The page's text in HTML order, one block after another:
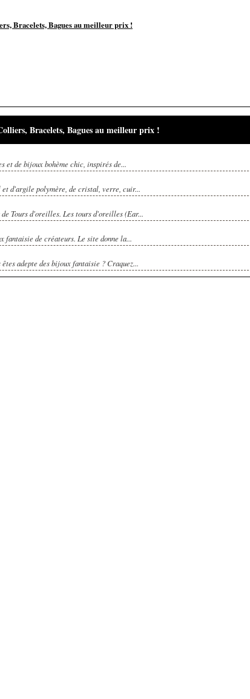
Bracelets, Bagues au meilleur prix !
Bracelets, Bagues au meilleur prix !
et de bijoux bohème chic, inspirés de...
et d'argile polymère, de cristal, verre, cuir...
Tours d'oreilles. Les tours d'oreilles (Ear...
fantaisie de créateurs. Le site donne la...
adepte des bijoux fantaisie ? Craquez...